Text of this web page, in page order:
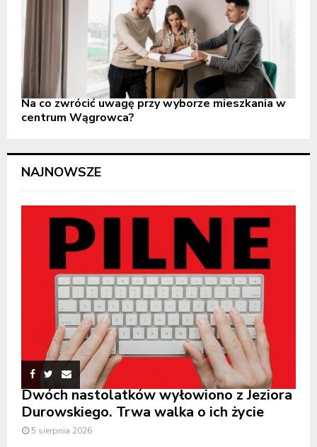
Na co zwrócić uwagę przy wyborze mieszkania w
centrum Wągrowca?
NAJNOWSZE
Dwóch nastolatków wyłowiono z Jeziora
Durowskiego. Trwa walka o ich życie
5 sierpnia 2026